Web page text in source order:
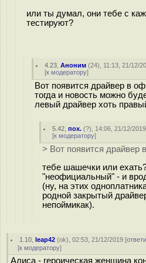
или ты думал, они тебе с
тестируют?
4.23 ,Аноним (24), 11:13, 21/12/
[к модератору]
Вот появится драйвер в
тогда и новость можно
левый драйвер хоть
5.42 ,пох. (?), 14:06, 21/12/
[к модератору]
> Вот появится драйвер
тебе шашечки или
"неофициальный" - и
(ну, на этих
родной закрытый
непоймикак).
1.10 ,leap42 (ok), 02:53, 21/12/2019 [
[к модератору]
Алиса - героическая женщина